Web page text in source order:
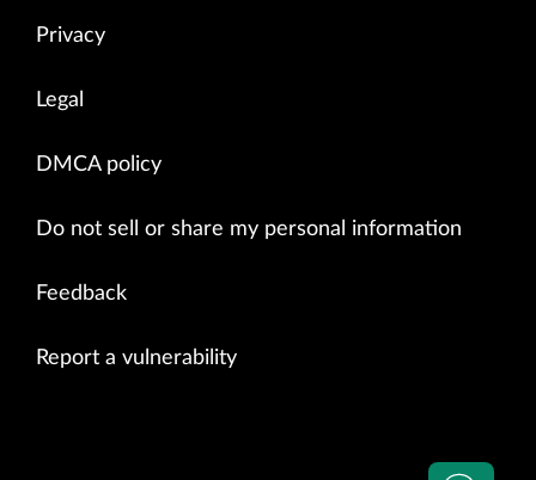
Privacy
Legal
DMCA policy
Do not sell or share my personal information
Feedback
Report a vulnerability